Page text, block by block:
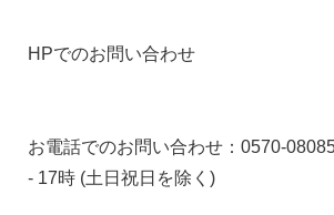
HPでのお問い合わせ
お電話でのお問い合わせ：0570-
- 17時 (土日祝日を除く)